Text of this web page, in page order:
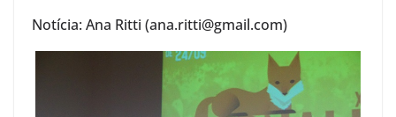
Notícia: Ana Ritti (ana.ritti@gmail.com)